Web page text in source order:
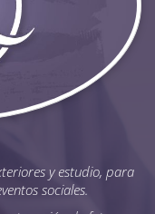
y estudio, para
sociales.